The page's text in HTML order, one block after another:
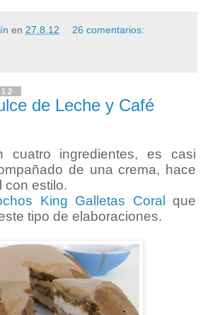
en 27.8.12 26 comentarios:
de Leche y Café
cuatro ingredientes, es casi
de una crema, hace
con estilo.
King Galletas Coral que
tipo de elaboraciones.